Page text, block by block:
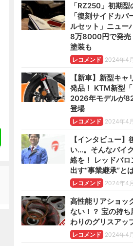
「RZ250」初期型
「復刻サイドカバ
ルセット」ニュー
8万8000円で発売
塗装も
レコメンド 2024年4
【新車】新型キ
発品！ KTM新型
2026年モデルが
登場
レコメンド 2024年4
【インタビュー
い…。そんなバイ
絡を！ レッドバロ
出す“事業継承”と
レコメンド 2024年4
高性能リアショッ
ない！？ 宝の持ち
わりのグリスアッ
レコメンド 2024年4